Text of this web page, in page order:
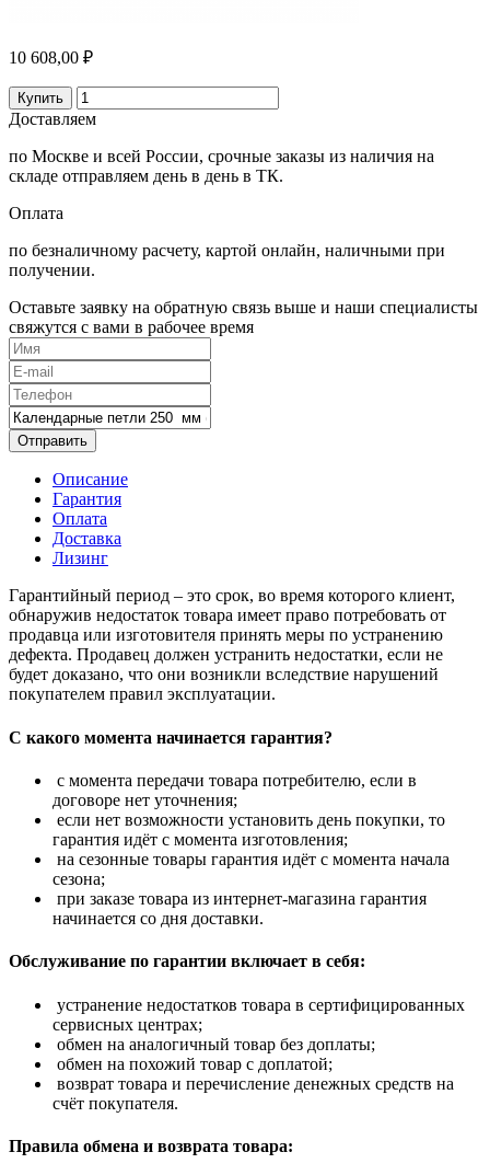
10 608,00 ₽
Купить
Доставляем
по Москве и всей России, срочные заказы из наличия на
складе отправляем день в день в ТК.
Оплата
по безналичному расчету, картой онлайн, наличными при
получении.
Оставьте заявку на обратную связь выше и наши специалисты
свяжутся с вами в рабочее время
Отправить
Описание
Гарантия
Оплата
Доставка
Лизинг
Гарантийный период – это срок, во время которого клиент,
обнаружив недостаток товара имеет право потребовать от
продавца или изготовителя принять меры по устранению
дефекта. Продавец должен устранить недостатки, если не
будет доказано, что они возникли вследствие нарушений
покупателем правил эксплуатации.
С какого момента начинается гарантия?
с момента передачи товара потребителю, если в
договоре нет уточнения;
если нет возможности установить день покупки, то
гарантия идёт с момента изготовления;
на сезонные товары гарантия идёт с момента начала
сезона;
при заказе товара из интернет-магазина гарантия
начинается со дня доставки.
Обслуживание по гарантии включает в себя:
устранение недостатков товара в сертифицированных
сервисных центрах;
обмен на аналогичный товар без доплаты;
обмен на похожий товар с доплатой;
возврат товара и перечисление денежных средств на
счёт покупателя.
Правила обмена и возврата товара: